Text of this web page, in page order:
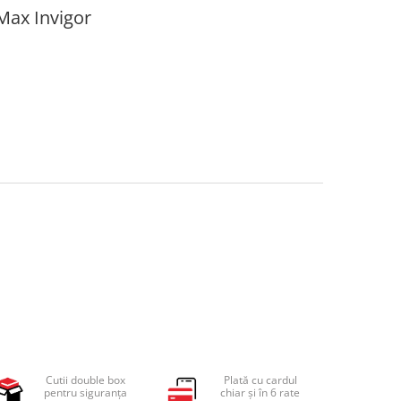
Invigor
Cutii double box
pentru siguranța
Plată cu cardul
chiar și în 6 rate